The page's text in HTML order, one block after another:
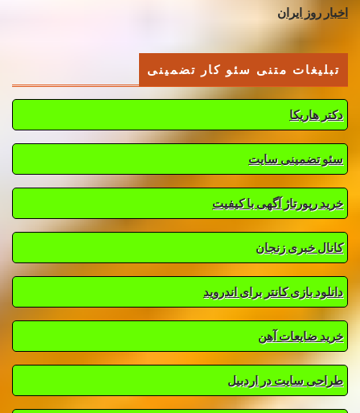
اخبار روز ایران
تبلیغات متنی سئو کار تضمینی
دکتر هاریکا
سئو تضمینی سایت
خرید رپورتاژ آگهی با کیفیت
کانال خبری زنجان
دانلود بازی کانتر برای اندروید
خرید ضایعات آهن
طراحی سایت در اردبیل